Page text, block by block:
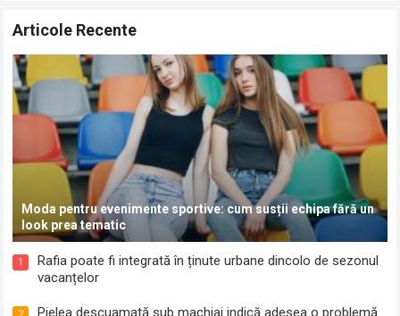
Articole Recente
Moda pentru evenimente sportive: cum susții echipa fără un
look prea tematic
1
Rafia poate fi integrată în ținute urbane dincolo de sezonul
vacanțelor
2 Pielea descuamată sub machiaj indică adesea o problemă